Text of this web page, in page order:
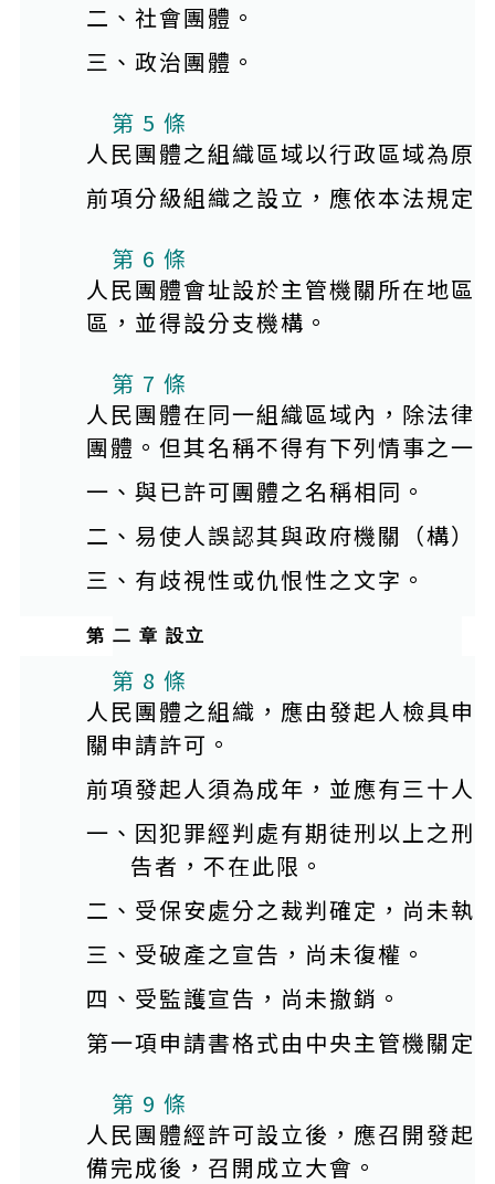
二、社會團體。
三、政治團體。
第 5 條
人民團體之組織區域以行政區域為原
前項分級組織之設立，應依本法規定
第 6 條
人民團體會址設於主管機關所在地區
區，並得設分支機構。
第 7 條
人民團體在同一組織區域內，除法律
團體。但其名稱不得有下列情事之一
一、與已許可團體之名稱相同。
二、易使人誤認其與政府機關（構）
三、有歧視性或仇恨性之文字。
第 二 章 設立
第 8 條
人民團體之組織，應由發起人檢具申
關申請許可。
前項發起人須為成年，並應有三十人
一、因犯罪經判處有期徒刑以上之刑
告者，不在此限。
二、受保安處分之裁判確定，尚未執
三、受破產之宣告，尚未復權。
四、受監護宣告，尚未撤銷。
第一項申請書格式由中央主管機關定
第 9 條
人民團體經許可設立後，應召開發起
備完成後，召開成立大會。